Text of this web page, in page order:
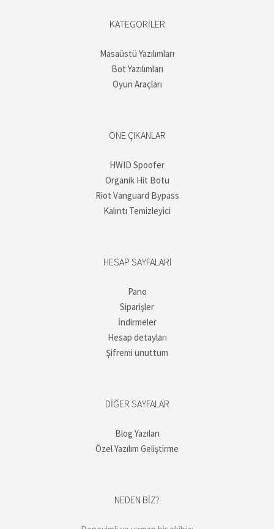
KATEGORILER
Masaüstü Yazılımları
Bot Yazılımları
Oyun Araçları
ÖNE ÇIKANLAR
HWID Spoofer
Organik Hit Botu
Riot Vanguard Bypass
Kalıntı Temizleyici
HESAP SAYFALARI
Pano
Siparişler
İndirmeler
Hesap detayları
Şifremi unuttum
DIĞER SAYFALAR
Blog Yazıları
Özel Yazılım Geliştirme
NEDEN BIZ?